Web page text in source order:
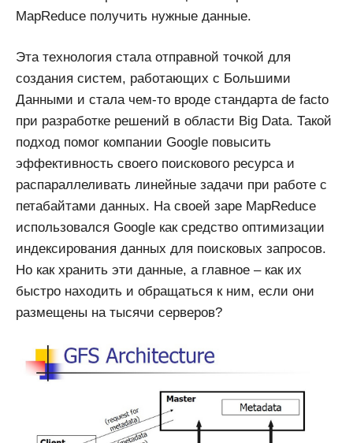
MapReduce получить нужные данные.
Эта технология стала отправной точкой для
создания систем, работающих с Большими
Данными и стала чем-то вроде стандарта de facto
при разработке решений в области Big Data. Такой
подход помог компании Google повысить
эффективность своего поискового ресурса и
распараллеливать линейные задачи при работе с
петабайтами данных. На своей заре MapReduce
использовался Google как средство оптимизации
индексирования данных для поисковых запросов.
Но как хранить эти данные, а главное – как их
быстро находить и обращаться к ним, если они
размещены на тысячи серверов?